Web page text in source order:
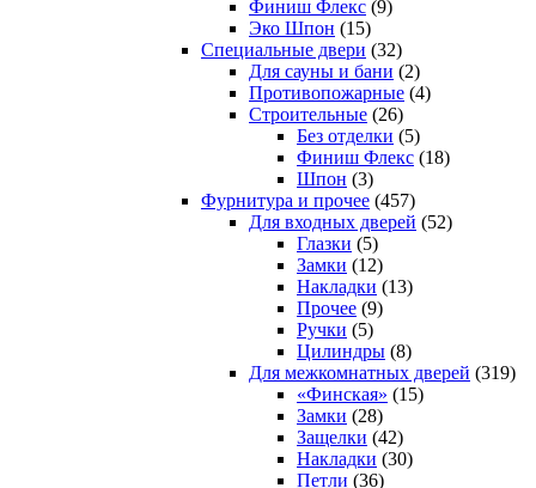
Финиш Флекс (9)
Эко Шпон (15)
Специальные двери (32)
Для сауны и бани (2)
Противопожарные (4)
Строительные (26)
Без отделки (5)
Финиш Флекс (18)
Шпон (3)
Фурнитура и прочее (457)
Для входных дверей (52)
Глазки (5)
Замки (12)
Накладки (13)
Прочее (9)
Ручки (5)
Цилиндры (8)
Для межкомнатных дверей (319)
«Финская» (15)
Замки (28)
Защелки (42)
Накладки (30)
Петли (36)